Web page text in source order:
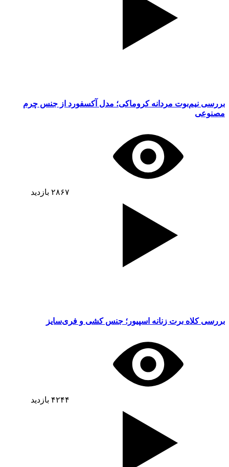
بررسی نیم‌بوت مردانه کروماکی؛ مدل آکسفورد از جنس چرم
مصنوعی
۲۸۶۷ بازدید
بررسی کلاه برت زنانه اسپیور؛ جنس کشی و فری‌سایز
۴۲۴۴ بازدید